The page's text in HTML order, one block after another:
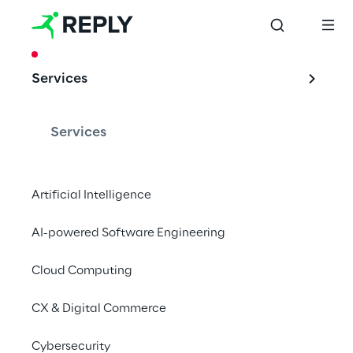
Services
Services
Artificial Intelligence
AI-powered Software Engineering
Cloud Computing
CX & Digital Commerce
Cybersecurity
Eine neue Dynamik
für das IoT-
Ausgangslage